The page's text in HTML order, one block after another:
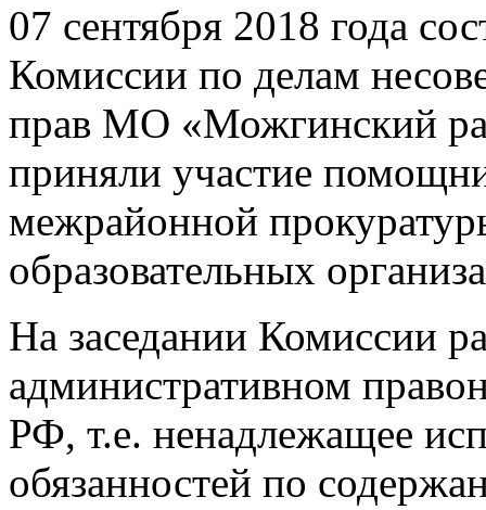
07 сентября 2018 года
Комиссии по делам
прав МО «Можгинский
приняли участие
межрайонной
образовательных
На заседании Комиссии
административном
РФ, т.е. ненадлежащее
обязанностей по